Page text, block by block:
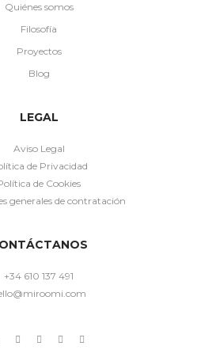
Quiénes somos
Filosofía
Proyectos
Blog
LEGAL
Aviso Legal
de Privacidad
de Cookies
generales de contratación
+34 610 137 491